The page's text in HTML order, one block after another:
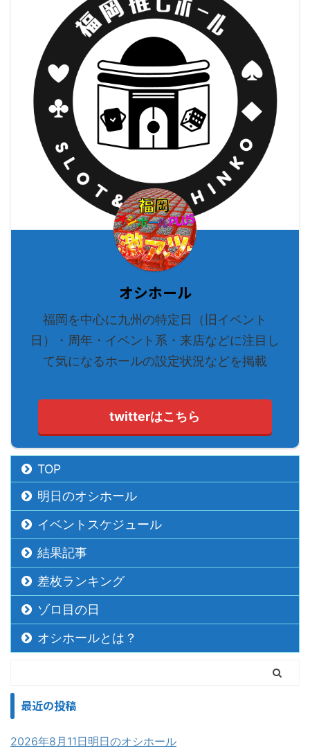
オシホール
福岡を中心に九州の特定日（旧イベント
日）・周年・イベント系・来店などに注目し
て気になるホールの設定状況などを掲載
twitterはこちら
TOP
明日のオシホール
イベントスケジュール
結果記事
差枚ランキング
ゾロ目の日
オシホールとは？
最近の投稿
2026年8月11日明日のオシホール